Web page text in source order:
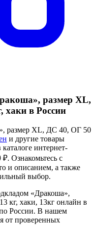
размер XL,
хаки в России
размер XL, ДС 40, ОГ 50
и другие товары
интернет-
₽. Ознакомьтесь с
и описанием, а также
выбор.
«Дракоша»,
кг, хаки, 13кг онлайн в
по России. В нашем
от проверенных